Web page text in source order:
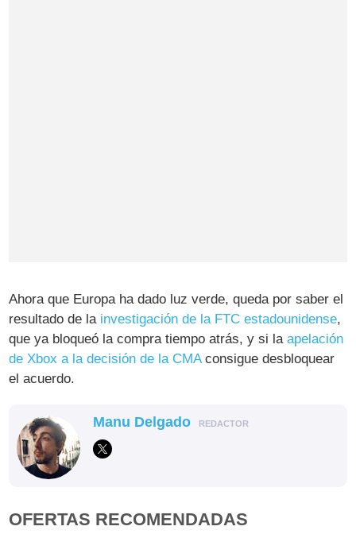
Ahora que Europa ha dado luz verde, queda por saber el
resultado de la investigación de la FTC estadounidense,
que ya bloqueó la compra tiempo atrás, y si laapelación
de Xbox a la decisión de la CMAconsigue desbloquear
el acuerdo.
Manu Delgado REDACTOR
OFERTAS RECOMENDADAS